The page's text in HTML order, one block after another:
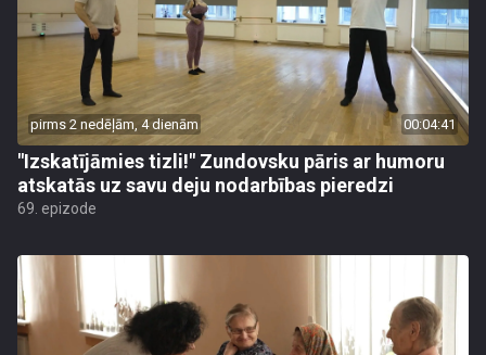
pirms 2 nedēļām, 4 dienām 00:04:41
"Izskatījāmies tizli!" Zundovsku pāris ar humoru
atskatās uz savu deju nodarbības pieredzi
69. epizode